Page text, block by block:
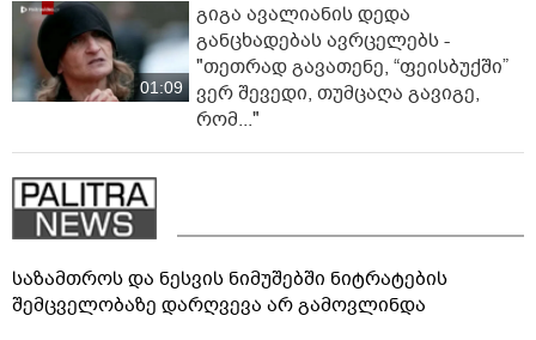
01:09
გიგა ავალიანის დედა
განცხადებას ავრცელებს -
"თეთრად გავათენე, “ფეისბუქში”
ვერ შევედი, თუმცაღა გავიგე,
რომ..."
საზამთროს და ნესვის ნიმუშებში ნიტრატების
შემცველობაზე დარღვევა არ გამოვლინდა